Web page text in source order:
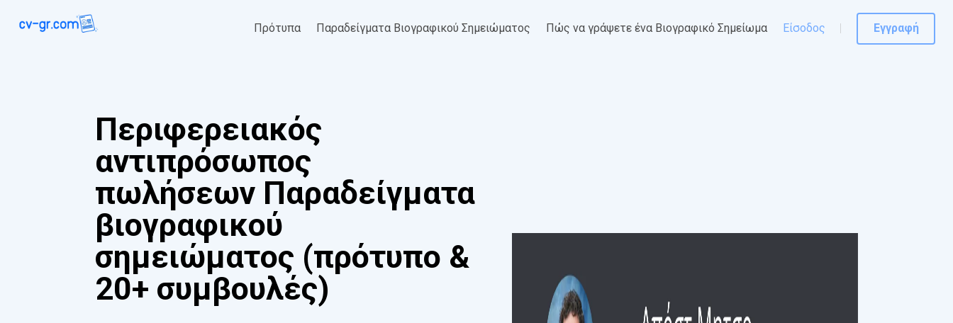
Πρότυπα Παραδείγματα Βιογραφικού Σημειώματος Πώς να γράψετε ένα Βιογραφικό Σημείωμα Είσοδος Εγγραφή
Περιφερειακός
αντιπρόσωπος
πωλήσεων Παραδείγματα
βιογραφικού
σημειώματος (πρότυπο &
20+ συμβουλές)